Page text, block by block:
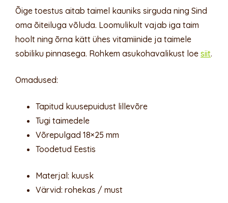
Õige toestus aitab taimel kauniks sirguda ning Sind
oma õiteiluga võluda. Loomulikult vajab iga taim
hoolt ning õrna kätt ühes vitamiinide ja taimele
sobiliku pinnasega. Rohkem asukohavalikust loe siit.
Omadused:
Tapitud kuusepuidust lillevõre
Tugi taimedele
Võrepulgad 18×25 mm
Toodetud Eestis
Materjal: kuusk
Värvid: rohekas / must